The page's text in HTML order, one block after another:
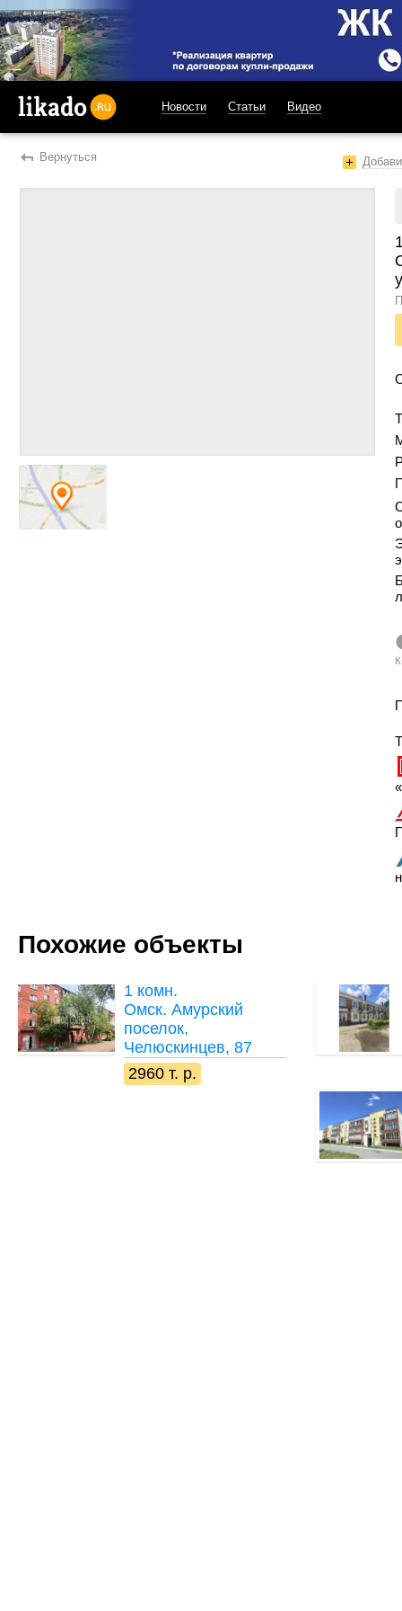
Новости Статьи Видео
Вернуться
Похожие объекты
1 комн.
Омск. Амурский
поселок,
Челюскинцев, 87
2960 т. р.